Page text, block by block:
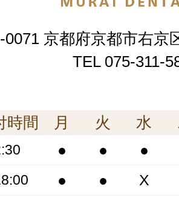
0071 京都府京都市右京
TEL 075-311-
時間 月 火 水
● ● ●
● ● X